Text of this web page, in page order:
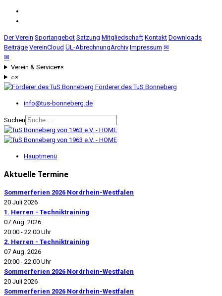
Der Verein Sportangebot Satzung Mitgliedschaft Kontakt Downloads
Beiträge VereinCloud ÜL-AbrechnungArchiv Impressum ✉
✉
Verein & Service▾×
⌕×
Förderer des TuS Bonneberg
info@tus-bonneberg.de
Suchen
Hauptmenü
Aktuelle Termine
Sommerferien 2026 Nordrhein-Westfalen
20 Juli 2026
1. Herren - Techniktraining
07 Aug. 2026
20:00 - 22:00 Uhr
2. Herren - Techniktraining
07 Aug. 2026
20:00 - 22:00 Uhr
Sommerferien 2026 Nordrhein-Westfalen
20 Juli 2026
Sommerferien 2026 Nordrhein-Westfalen